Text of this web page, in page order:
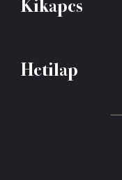
Hetilap